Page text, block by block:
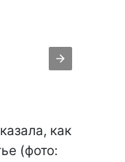
как
(фото: